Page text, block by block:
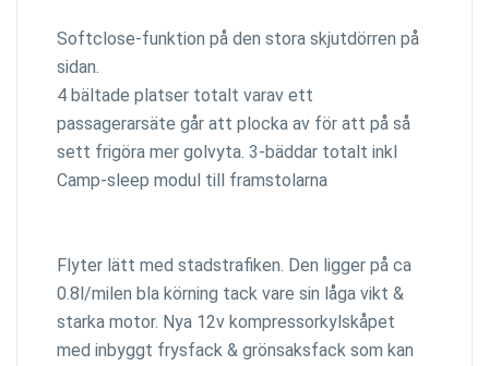
Softclose-funktion på den stora skjutdörren på
sidan.
4 bältade platser totalt varav ett
passagerarsäte går att plocka av för att på så
sett frigöra mer golvyta. 3-bäddar totalt inkl
Camp-sleep modul till framstolarna
Flyter lätt med stadstrafiken. Den ligger på ca
0.8l/milen bla körning tack vare sin låga vikt &
starka motor. Nya 12v kompressorkylskåpet
med inbyggt frysfack & grönsaksfack som kan